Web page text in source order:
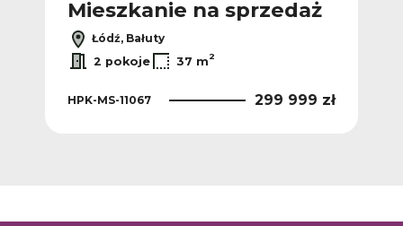
Mieszkanie na sprzedaż
Łódź, Bałuty
2 pokoje
37 m2
HPK-MS-11067 299 999 zł